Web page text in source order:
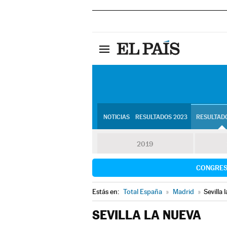
NOTICIAS RESULTADOS 2023
2019
Estás en: Total España » Madrid » Sevilla
SEVILLA LA NUEVA